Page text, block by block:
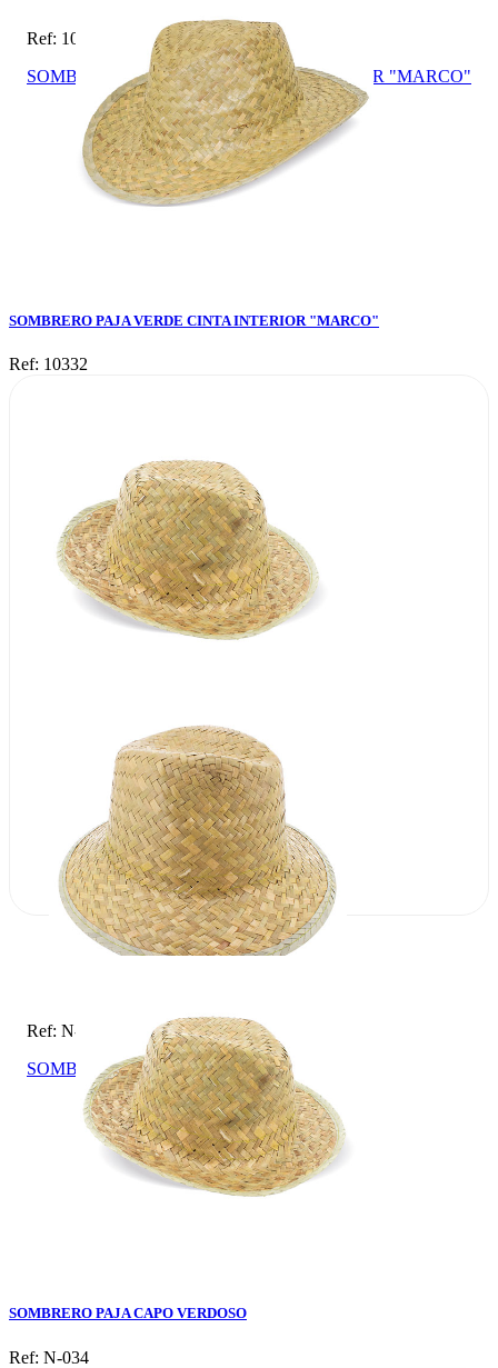
Ref: 10332
SOMBRERO PAJA VERDE CINTA INTERIOR "MARCO"
SOMBRERO PAJA VERDE CINTA INTERIOR "MARCO"
Ref: 10332
Ref: N-034
SOMBRERO PAJA CAPO VERDOSO
SOMBRERO PAJA CAPO VERDOSO
Ref: N-034